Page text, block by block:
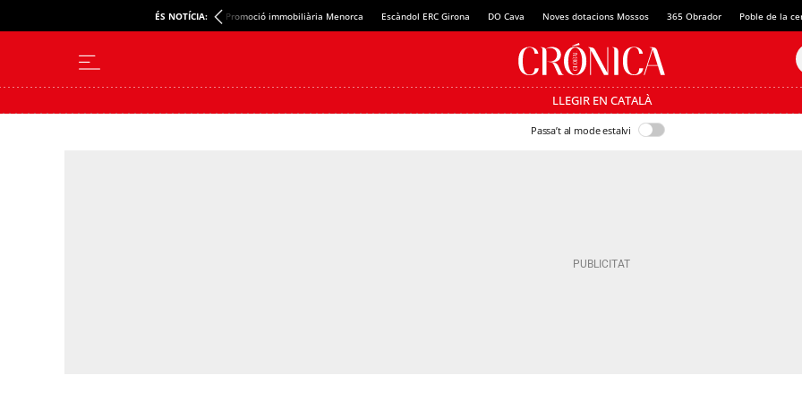
ÉS NOTÍCIA: Promoció immobiliària Menorca Escàndol ERC Girona DO Cava Noves dotacions Mossos 365 Obrador Poble de la
LLEGIR EN CATALÀ
Passa’t al mode estalvi